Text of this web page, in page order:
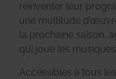
réinventer leur
une multitude
la prochaine saison,
qui joue les
Accessibles à tous